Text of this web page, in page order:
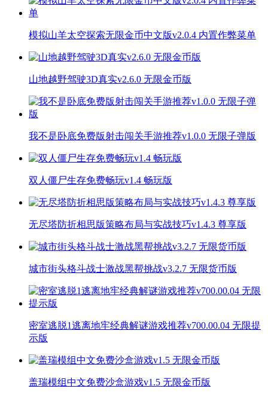
模拟山羊太空探索无限金币中文版v2.0.4 内置作弊菜单
山地越野驾驶3D真实v2.6.0 无限金币版
我不是卧底免费版射击闯关手游推荐v1.0.0 无限子弹版
双人僵尸生存免费畅玩v1.4 畅玩版
无尽塔防折相思版策略布局与实战技巧v1.4.3 尊享版
城市街头格斗战士激战黑帮挑战v3.2.7 无限货币版
密室逃脱1逃离地牢经典解谜游戏推荐v700.00.04 无限提
示版
盖瑞模组中文免费沙盒游戏v1.5 无限金币版